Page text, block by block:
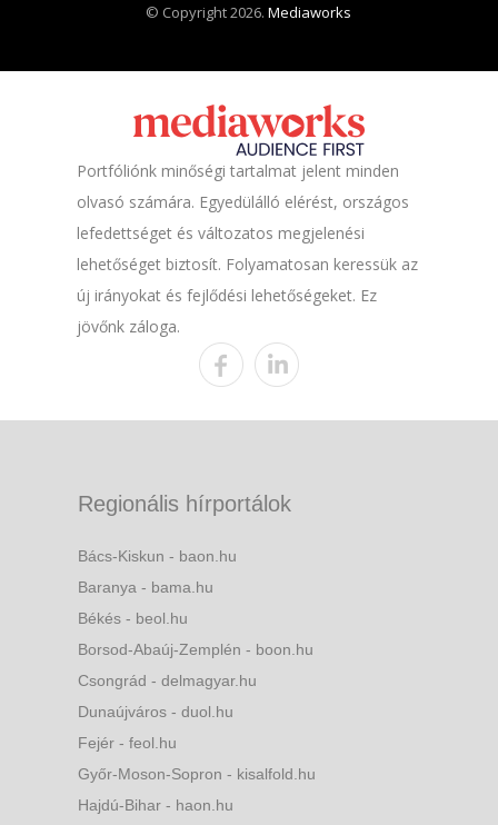
© Copyright 2026.Mediaworks
Portfóliónk minőségi tartalmat jelent minden
olvasó számára. Egyedülálló elérést, országos
lefedettséget és változatos megjelenési
lehetőséget biztosít. Folyamatosan keressük az
új irányokat és fejlődési lehetőségeket. Ez
jövőnk záloga.
Regionális hírportálok
Bács-Kiskun - baon.hu
Baranya - bama.hu
Békés - beol.hu
Borsod-Abaúj-Zemplén - boon.hu
Csongrád - delmagyar.hu
Dunaújváros - duol.hu
Fejér - feol.hu
Győr-Moson-Sopron - kisalfold.hu
Hajdú-Bihar - haon.hu